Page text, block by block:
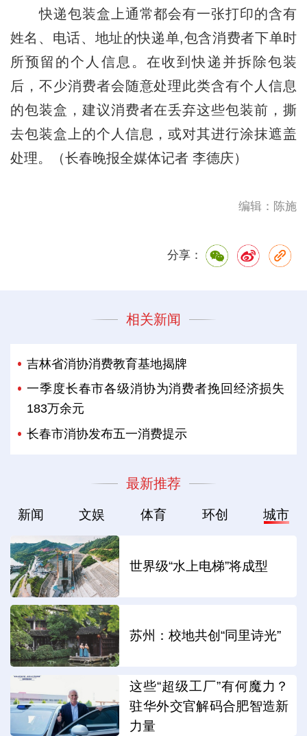
快递包装盒上通常都会有一张打印的含有
姓名、电话、地址的快递单,包含消费者下单时
所预留的个人信息。在收到快递并拆除包装
后，不少消费者会随意处理此类含有个人信息
的包装盒，建议消费者在丢弃这些包装前，撕
去包装盒上的个人信息，或对其进行涂抹遮盖
处理。（长春晚报全媒体记者 李德庆）
编辑：陈施
分享：
相关新闻
吉林省消协消费教育基地揭牌
一季度长春市各级消协为消费者挽回经济损失
183万余元
长春市消协发布五一消费提示
最新推荐
新闻 文娱 体育 环创 城市
世界级“水上电梯”将成型
苏州：校地共创“同里诗光”
这些“超级工厂”有何魔力？
驻华外交官解码合肥智造新
力量